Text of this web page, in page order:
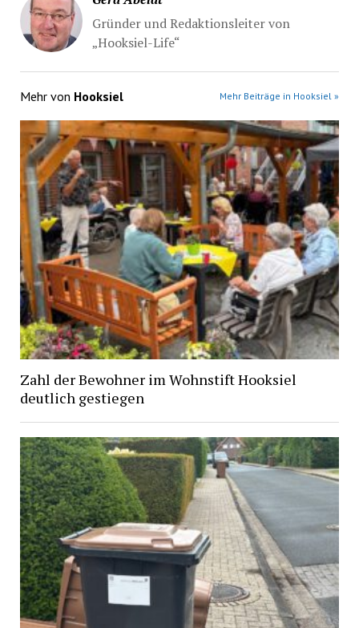
Gründer und Redaktionsleiter von
„Hooksiel-Life“
Mehr von Hooksiel Mehr Beiträge in Hooksiel »
Zahl der Bewohner im Wohnstift Hooksiel
deutlich gestiegen